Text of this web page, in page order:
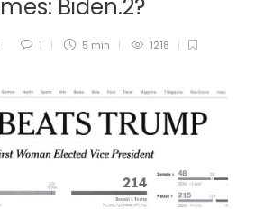
Biden.2?
1 5 min 1218